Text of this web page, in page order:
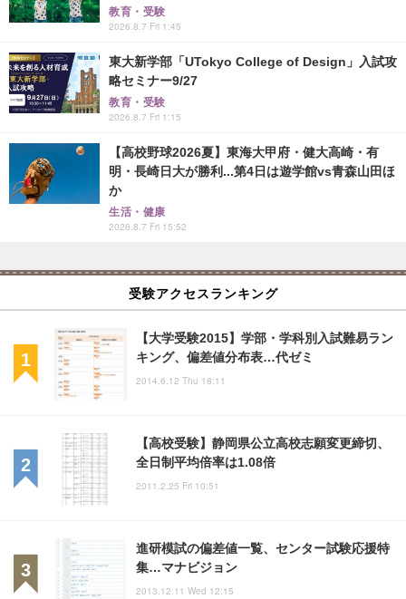
教育・受験
2026.8.7 Fri 1:45
東大新学部「UTokyo College of Design」入試攻
略セミナー9/27
教育・受験
2026.8.7 Fri 1:15
【高校野球2026夏】東海大甲府・健大高崎・有
明・長崎日大が勝利...第4日は遊学館vs青森山田ほ
か
生活・健康
2026.8.7 Fri 15:52
受験アクセスランキング
【大学受験2015】学部・学科別入試難易ラン
キング、偏差値分布表…代ゼミ
2014.6.12 Thu 18:11
【高校受験】静岡県公立高校志願変更締切、
全日制平均倍率は1.08倍
2011.2.25 Fri 10:51
進研模試の偏差値一覧、センター試験応援特
集…マナビジョン
2013.12.11 Wed 12:15